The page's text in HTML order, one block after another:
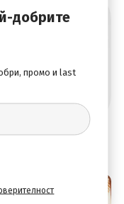
оферти
добрите
промо и last